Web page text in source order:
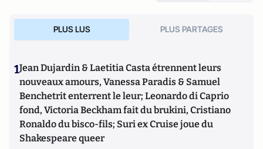
PLUS LUS PLUS PARTAGES
1Jean Dujardin & Laetitia Casta étrennent leurs
nouveaux amours, Vanessa Paradis & Samuel
Benchetrit enterrent le leur; Leonardo di Caprio
fond, Victoria Beckham fait du brukini, Cristiano
Ronaldo du bisco-fils; Suri ex Cruise joue du
Shakespeare queer